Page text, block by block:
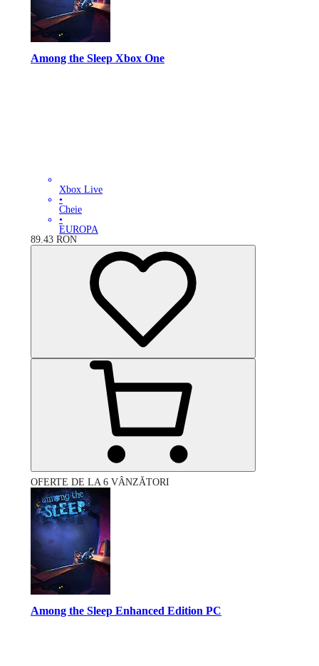
Among the Sleep Xbox One
Xbox Live
•
Cheie
•
EUROPA
89.43 RON
OFERTE DE LA 6 VÂNZĂTORI
Among the Sleep Enhanced Edition PC